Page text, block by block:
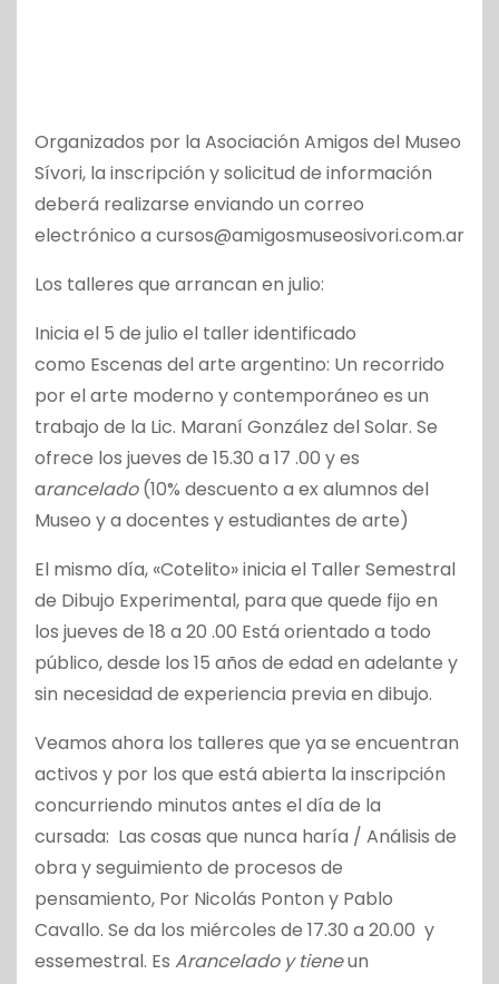
Organizados por la Asociación Amigos del Museo
Sívori, la inscripción y solicitud de información
deberá realizarse enviando un correo
electrónico a cursos@amigosmuseosivori.com.ar
Los talleres que arrancan en julio:
Inicia el 5 de julio el taller identificado
como Escenas del arte argentino: Un recorrido
por el arte moderno y contemporáneo es un
trabajo de la Lic. Maraní González del Solar. Se
ofrece los jueves de 15.30 a 17 .00 y es
arancelado(10% descuento a ex alumnos del
Museo y a docentes y estudiantes de arte)
El mismo día, «Cotelito» inicia el Taller Semestral
de Dibujo Experimental, para que quede fijo en
los jueves de 18 a 20 .00 Está orientado a todo
público, desde los 15 años de edad en adelante y
sin necesidad de experiencia previa en dibujo.
Veamos ahora los talleres que ya se encuentran
activos y por los que está abierta la inscripción
concurriendo minutos antes el día de la
cursada: Las cosas que nunca haría / Análisis de
obra y seguimiento de procesos de
pensamiento, Por Nicolás Ponton y Pablo
Cavallo. Se da los miércoles de 17.30 a 20.00 y
essemestral. Es Arancelado y tieneun